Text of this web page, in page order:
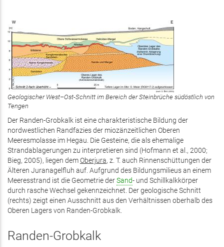
Geologischer West–Ost-Schnitt im Bereich der Steinbrüche südöstlich von
Tengen
Der Randen-Grobkalk ist eine charakteristische Bildung der
nordwestlichen Randfazies der miozänzeitlichen Oberen
Meeresmolasse im Hegau. Die Gesteine, die als ehemalige
Strandablagerungen zu interpretieren sind (Hofmann et al., 2000;
Bieg, 2005), liegen demOberjura, z. T. auch Rinnenschüttungen der
Älteren Juranagelfluh auf. Aufgrund des Bildungsmilieus an einem
Meeresstrand ist die Geometrie derSand- und Schillkalkkörper
durch rasche Wechsel gekennzeichnet. Der geologische Schnitt
(rechts) zeigt einen Ausschnitt aus den Verhältnissen oberhalb des
Oberen Lagers von Randen-Grobkalk.
Randen-Grobkalk